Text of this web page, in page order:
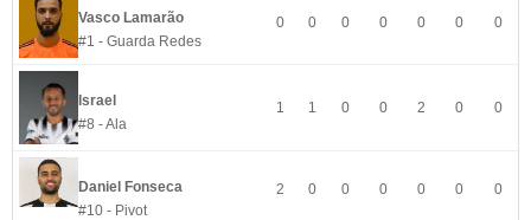
Vasco Lamarão
#1 - Guarda Redes
0 0 0 0 0 0 0
Israel
#8 - Ala
1 1 0 0 2 0 0
Daniel Fonseca
#10 - Pivot
2 0 0 0 0 0 0